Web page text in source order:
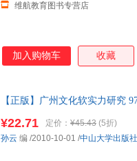
维航教育图书专营店
加入购物车 收藏
【正版】广州文化软实力研究
¥22.71 定价： ¥45.43 (5折)
孙云 编 /2010-10-01 /中山大学出版社